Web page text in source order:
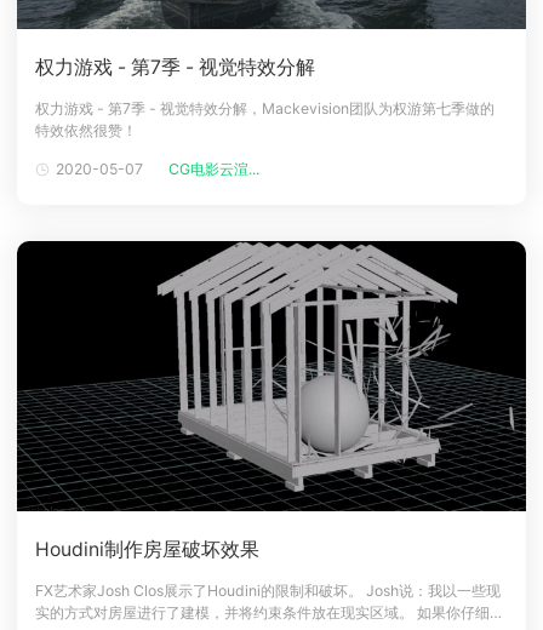
权力游戏 - 第7季 - 视觉特效分解
权力游戏 - 第7季 - 视觉特效分解，Mackevision团队为权游第七季做的
特效依然很赞！
2020-05-07 CG电影云渲...
Houdini制作房屋破坏效果
FX艺术家Josh Clos展示了Houdini的限制和破坏。 Josh说：我以一些现
实的方式对房屋进行了建模，并将约束条件放在现实区域。 如果你仔细观